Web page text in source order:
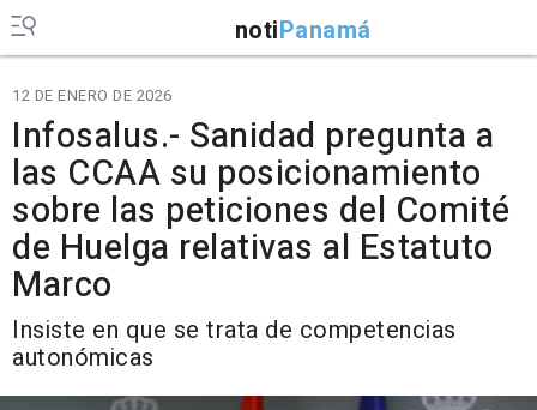
notiPanamá
12 DE ENERO DE 2026
Infosalus.- Sanidad pregunta a
las CCAA su posicionamiento
sobre las peticiones del Comité
de Huelga relativas al Estatuto
Marco
Insiste en que se trata de competencias
autonómicas